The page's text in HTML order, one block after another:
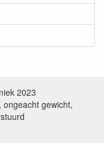
2023
gewicht,